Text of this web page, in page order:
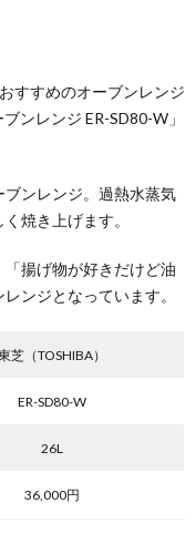
すすめのオーブンレンジ
ンレンジ ER-SD80-W」
ブンレンジ。過熱水蒸気
焼き上げます。
揚げ物が好きだけど油
ンジとなっています。
芝（TOSHIBA）
ER-SD80-W
26L
36,000円